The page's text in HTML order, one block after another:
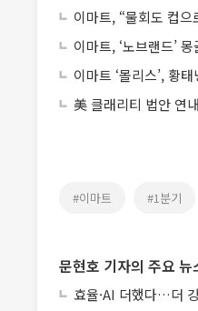
이마트, “물회도 컵
이마트, ‘노브랜드’
이마트 ‘몰리스’, 황
美 클래리티 법안 연
#이마트 #1분기
문현호 기자의 주요 뉴
효율·AI 더했다…더